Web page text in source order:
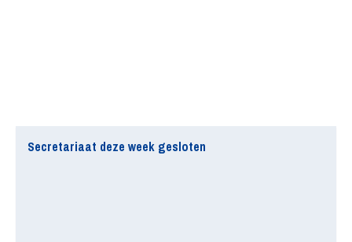
Secretariaat deze week gesloten